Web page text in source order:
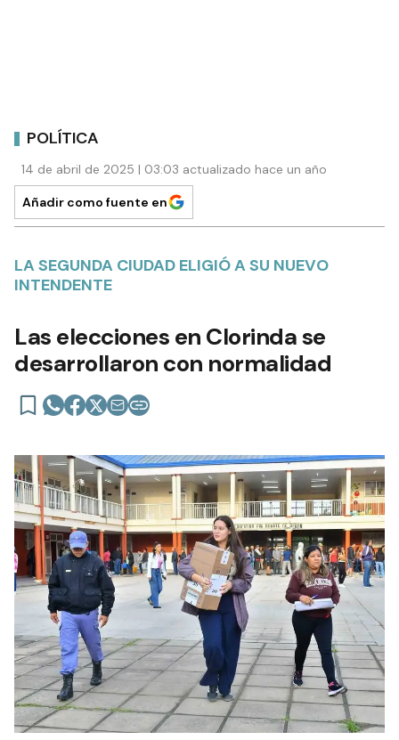
POLÍTICA
14 de abril de 2025 | 03:03 actualizado hace un año
Añadir como fuente en
LA SEGUNDA CIUDAD ELIGIÓ A SU NUEVO
INTENDENTE
Las elecciones en Clorinda se
desarrollaron con normalidad